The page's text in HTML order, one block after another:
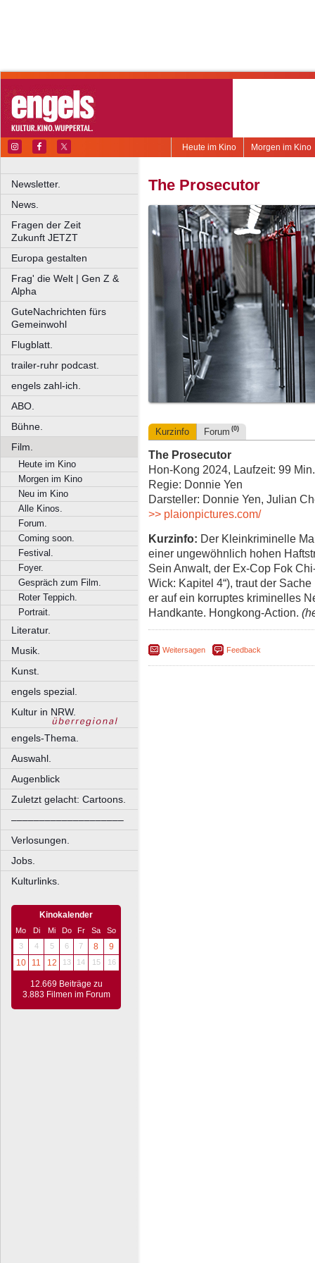
Morgen im Kino
Heute im Kino
Newsletter.
News.
Fragen der Zeit
Zukunft JETZT
Europa gestalten
Frag' die Welt | Gen Z &
Alpha
GuteNachrichten fürs
Gemeinwohl
Flugblatt.
trailer-ruhr podcast.
engels zahl-ich.
ABO.
Bühne.
Film.
Heute im Kino
Morgen im Kino
Neu im Kino
Alle Kinos.
Forum.
Coming soon.
Festival.
Foyer.
Gespräch zum Film.
Roter Teppich.
Portrait.
Literatur.
Musik.
Kunst.
engels spezial.
Kultur in NRW.
engels-Thema.
Auswahl.
Augenblick
Zuletzt gelacht: Cartoons.
––––––––––––––––––––
Verlosungen.
Jobs.
Kulturlinks.
Kinokalender
Mo Di Mi Do Fr Sa
So
3
4 5 6 7 8
9
10
11 12 13 14 15 16
12.669 Beiträge zu
3.883 Filmen im Forum
The Prosecutor
Kurzinfo Forum (0)
The Prosecutor
Hon-Kong 2024, Laufzeit: 99
Regie: Donnie Yen
Darsteller: Donnie Yen, Julian
>> plaionpictures.com/
Kurzinfo: Der Kleinkriminelle
einer ungewöhnlich hohen
Sein Anwalt, der Ex-Cop Fok
Wick: Kapitel 4“), traut der
er auf ein korruptes kriminelles
Handkante. Hongkong-Action.
Weitersagen Feedback